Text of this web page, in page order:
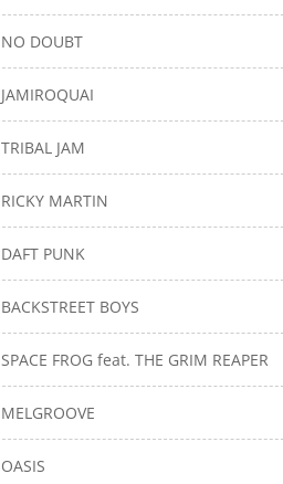
NO DOUBT
JAMIROQUAI
TRIBAL JAM
RICKY MARTIN
DAFT PUNK
BACKSTREET BOYS
SPACE FROG feat. THE GRIM REAPER
MELGROOVE
OASIS